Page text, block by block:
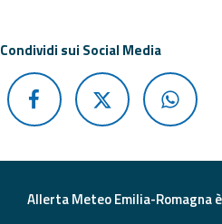
Operativi
Report
Informazioni
Condividi sui Social Media
Allerta Meteo Emilia-Romagna